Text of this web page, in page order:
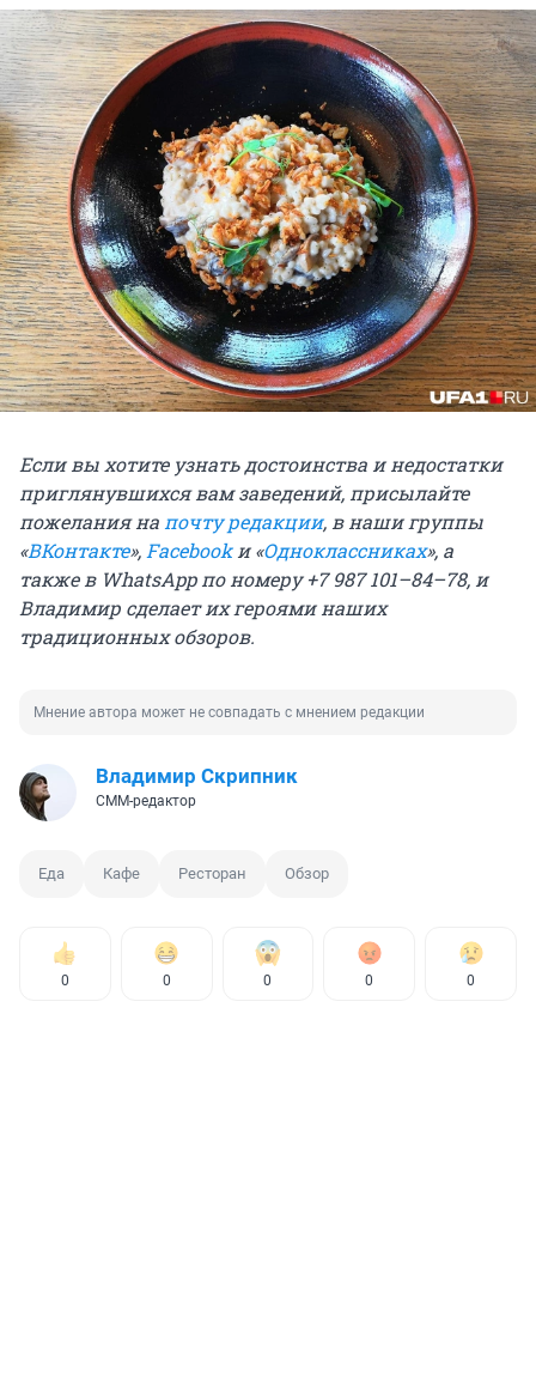
Если вы хотите узнать достоинства и недостатки
приглянувшихся вам заведений, присылайте
пожелания на почту редакции, в наши группы
«ВКонтакте», Facebookи «Одноклассниках», а
также в WhatsApp по номеру +7 987 101–84–78, и
Владимир сделает их героями наших
традиционных обзоров.
Мнение автора может не совпадать с мнением редакции
Владимир Скрипник
СММ-редактор
Еда Кафе Ресторан Обзор
0 0 0 0 0